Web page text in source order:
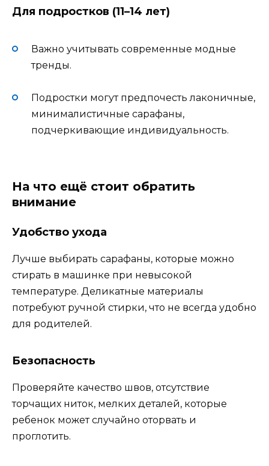
Для подростков (11–14 лет)
Важно учитывать современные модные
тренды.
Подростки могут предпочесть лаконичные,
минималистичные сарафаны,
подчеркивающие индивидуальность.
На что ещё стоит обратить
внимание
Удобство ухода
Лучше выбирать сарафаны, которые можно
стирать в машинке при невысокой
температуре. Деликатные материалы
потребуют ручной стирки, что не всегда удобно
для родителей.
Безопасность
Проверяйте качество швов, отсутствие
торчащих ниток, мелких деталей, которые
ребенок может случайно оторвать и
проглотить.